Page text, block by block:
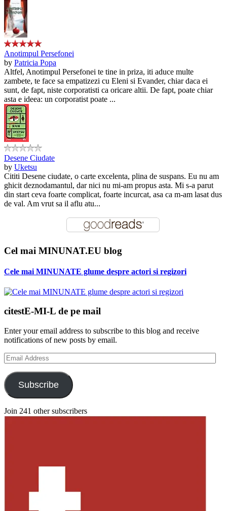
Anotimpul Persefonei
by Patricia Popa
Altfel, Anotimpul Persefonei te tine in priza, iti aduce multe
zambete, te face sa empatizezi cu Eleni si Evander, chiar daca ei
sunt, de fapt, niste corporatisti ca oricare altii. De fapt, poate chiar
asta e ideea: un corporatist poate ...
Desene Ciudate
by Uketsu
Cititi Desene ciudate, o carte excelenta, plina de suspans. Eu nu am
ghicit deznodamantul, dar nici nu mi-am propus asta. Mi s-a parut
din start ceva foarte complicat, foarte incurcat, asa ca m-am lasat dus
de val. Am vrut sa il aflu atu...
Cel mai MINUNAT.EU blog
Cele mai MINUNATE glume despre actori si regizori
citestE-MI-L de pe mail
Enter your email address to subscribe to this blog and receive
notifications of new posts by email.
Email
Address
Subscribe
Join 241 other subscribers